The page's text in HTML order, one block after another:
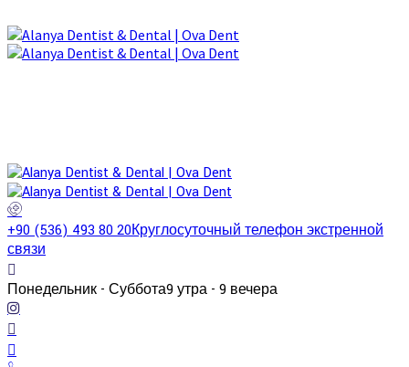
+90 (536) 493 80 20Круглосуточный телефон экстренной
связи
Понедельник - Суббота9 утра - 9 вечера